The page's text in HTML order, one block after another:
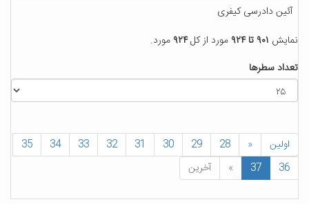
آئ‍ی‍ن‌ دادرس‍ی‌ ک‍ی‍ف‍ری‌
نمایش ۹۰۱ تا ۹۲۴ مورد از کل۹۲۴مورد.
تعداد سطرها
اولین «
28
29
30
31
32
33
34
35
36
37
» آخرین